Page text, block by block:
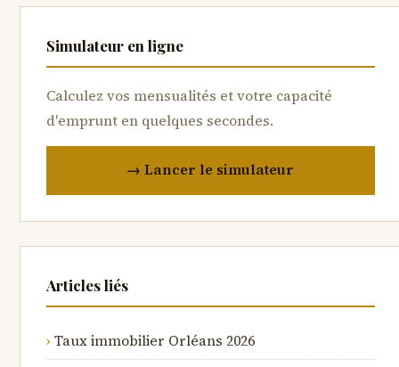
Simulateur en ligne
Calculez vos mensualités et votre capacité
d'emprunt en quelques secondes.
→ Lancer le simulateur
Articles liés
Taux immobilier Orléans 2026